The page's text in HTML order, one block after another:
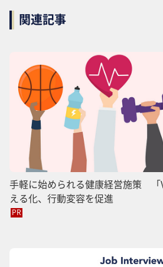
関連記事
手軽に始められる健康経営施策 「
える化、行動変容を促進
PR